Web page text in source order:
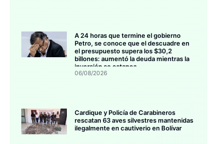
A 24 horas que termine el gobierno
Petro, se conoce que el descuadre en
el presupuesto supera los $30,2
billones: aumentó la deuda mientras la
inversión se estanca
06/08/2026
Cardique y Policía de Carabineros
rescatan 63 aves silvestres mantenidas
ilegalmente en cautiverio en Bolívar